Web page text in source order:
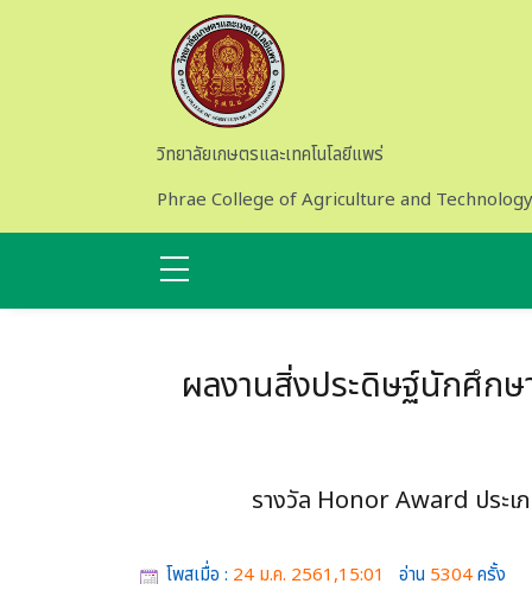
วิทยาลัยเกษตรและเทคโนโลยีแพร่
Phrae College of Agriculture and Technology
ผลงานสิ่งประดิษฐ์นักศึกษ
รางวัล Honor Award ประ
โพสเมื่อ : 24 ม.ค. 2561,15:01 อ่าน 5304ครั้ง